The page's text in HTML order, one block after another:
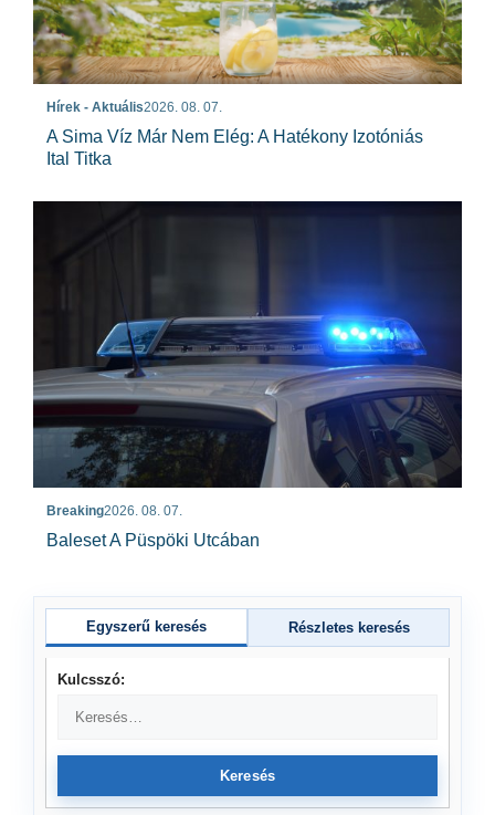
Hírek - Aktuális2026. 08. 07.
A Sima Víz Már Nem Elég: A Hatékony Izotóniás
Ital Titka
Breaking2026. 08. 07.
Baleset A Püspöki Utcában
Egyszerű keresés Részletes keresés
Kulcsszó:
Keresés